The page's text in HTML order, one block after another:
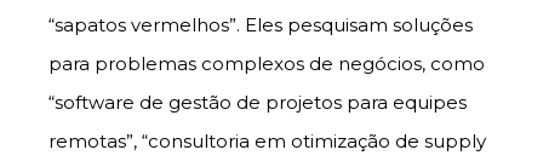
“sapatos vermelhos”. Eles pesquisam soluções
para problemas complexos de negócios, como
“software de gestão de projetos para equipes
remotas”, “consultoria em otimização de supply